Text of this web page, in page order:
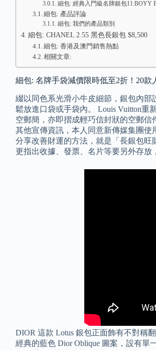
細包: 經典入門級名牌銀包11:BOYY
細包: 產品評論
細包: 我們的產品類別
細包: CHANEL 2.55 黑色長銀包 $8,500
細包: 香港及澳門銷售熱點
相關文章:
細包: 名牌手袋減價限時低至2折！20款
綴以同色系光滑小牛皮細節，銀包內部
鬆放進口袋或手袋內。 Louis Vuitton重
空郵簡，亦即摺成輕巧信封狀的空郵信
其他宣傳資訊，本人同意新傳媒集團
分享改善財運的方法，就是「長銀包
更指出收據、發票、名片等要另外存放
DIOR 這款 Lotus 銀包正面飾有不對稱
經典的藍色 Dior Oblique 圖案，設有單